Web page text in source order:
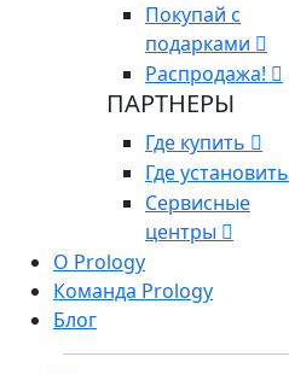
Покупай с
подарками
Распродажа!
ПАРТНЕРЫ
Где купить
Где установить
Сервисные
центры
О Prology
Команда Prology
Блог